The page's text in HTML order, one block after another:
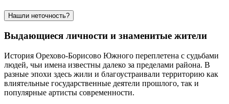
Нашли неточность?
Выдающиеся личности и знаменитые жители
История Орехово-Борисово Южного переплетена с судьбами
людей, чьи имена известны далеко за пределами района. В
разные эпохи здесь жили и благоустраивали территорию как
влиятельные государственные деятели прошлого, так и
популярные артисты современности.